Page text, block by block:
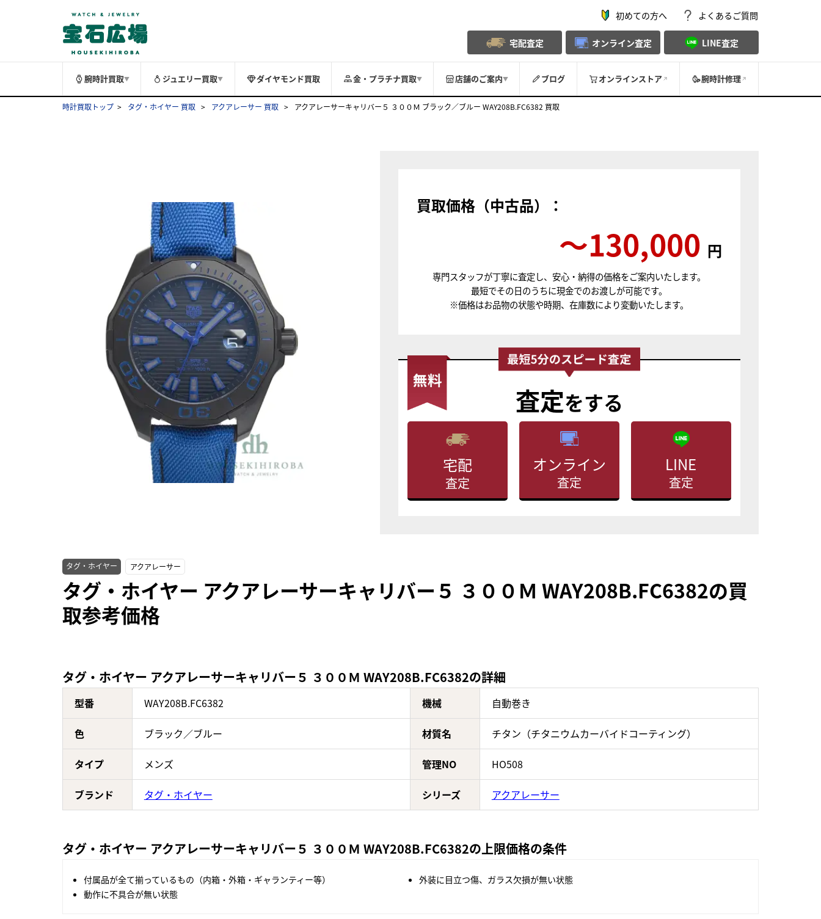
初めての方へ よくあるご質問
宅配査定 オンライン査定 LINE査定
腕時計買取▼ ジュエリー買取▼ ダイヤモンド買取 金・プラチナ買取▼ 店舗のご案内▼ ブログ オンラインストア 腕時計修理
時計買取トップ タグ・ホイヤー 買取 アクアレーサー 買取 アクアレーサーキャリバー５ ３００Ｍ ブラック／ブルー WAY208B.FC6382 買取
買取価格（中古品）：
〜130,000 円
専門スタッフが丁寧に査定し、安心・納得の価格をご案内いたします。
最短でその日のうちに現金でのお渡しが可能です。
※価格はお品物の状態や時期、在庫数により変動いたします。
査定をする
宅配
査定
オンライン
査定
LINE
査定
タグ・ホイヤー アクアレーサー
タグ・ホイヤー アクアレーサーキャリバー５ ３００Ｍ WAY208B.FC6382の買
取参考価格
タグ・ホイヤー アクアレーサーキャリバー５ ３００Ｍ WAY208B.FC6382の詳細
型番 WAY208B.FC6382 機械 自動巻き
色 ブラック／ブルー 材質名 チタン（チタニウムカーバイドコーティング）
タイプ メンズ 管理NO HO508
ブランド タグ・ホイヤー シリーズ アクアレーサー
タグ・ホイヤー アクアレーサーキャリバー５ ３００Ｍ WAY208B.FC6382の上限価格の条件
付属品が全て揃っているもの（内箱・外箱・ギャランティー等）
外装に目立つ傷、ガラス欠損が無い状態
動作に不具合が無い状態